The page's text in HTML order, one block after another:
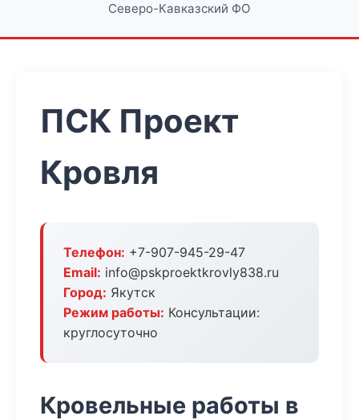
Северо-Кавказский ФО
ПСК Проект
Кровля
Телефон: +7-907-945-29-47
Email: info@pskproektkrovly838.ru
Город: Якутск
Режим работы: Консультации:
круглосуточно
Кровельные работы в